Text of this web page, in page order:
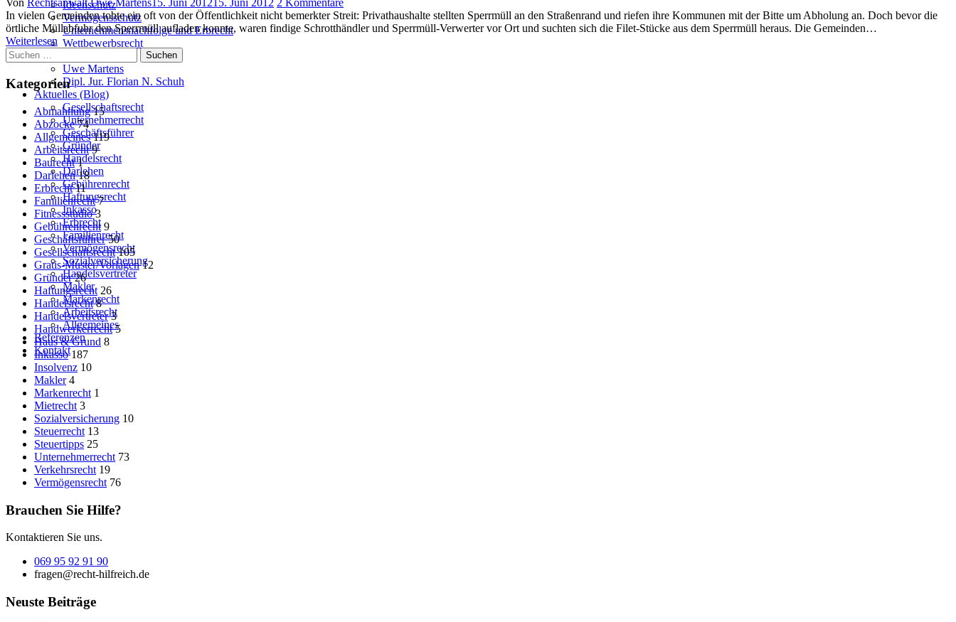
Ideenschutz
Vermögensschutz
Unternehmensnachfolge und Erbrecht
Wettbewerbsrecht
Team
Uwe Martens
Dipl. Jur. Florian N. Schuh
Aktuelles (Blog)
Gesellschaftsrecht
Unternehmerrecht
Geschäftsführer
Gründer
Handelsrecht
Darlehen
Gebührenrecht
Haftungsrecht
Inkasso
Erbrecht
Familienrecht
Vermögensrecht
Sozialversicherung
Handelsvertreter
Makler
Markenrecht
Arbeitsrecht
Allgemeines
Referenzen
Kontakt
Von Rechtsanwalt Uwe Martens
on
15. Juni 201215. Juni 2012 2 Kommentare
Neues
Kreislaufwirtschaftsgesetz:
In vielen Gemeinden tobte ein oft von der Öffentlichkeit nicht bemerkter Streit: Privathaushalte stellten Sperrmüll an den Straßenrand und riefen ihre Kommunen mit der Bitte um Abholung an. Doch bevor die
örtliche Müllabfuhr den Sperrmüll aufladen konnte, waren findige Schrotthändler und Sperrmüll-Verwerter vor Ort und suchten sich die Filet-Stücke aus dem Sperrmüll heraus. Die Gemeinden…
Weiterlesen
Suchen
nach:
Kategorien
Abmahnung 15
Abzocke 74
Allgemeines 119
Arbeitsrecht 9
Baurecht 1
Darlehen 18
Erbrecht 11
Familienrecht 7
Fitnessstudio 3
Gebührenrecht 9
Geschäftsführer 50
Gesellschaftsrecht 105
Gratis-Muster/Vorlagen 12
Gründer 26
Haftungsrecht 26
Handelsrecht 8
Handelsvertreter 3
Handwerkerrecht 5
Haus & Grund 8
Inkasso 187
Insolvenz 10
Makler 4
Markenrecht 1
Mietrecht 3
Sozialversicherung 10
Steuerrecht 13
Steuertipps 25
Unternehmerrecht 73
Verkehrsrecht 19
Vermögensrecht 76
Brauchen Sie Hilfe?
Kontaktieren Sie uns.
069 95 92 91 90
fragen@recht-hilfreich.de
Neuste Beiträge